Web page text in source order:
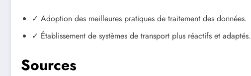
✓ Adoption des meilleures pratiques de traitement des données.
✓ Établissement de systèmes de transport plus réactifs et adaptés.
Sources